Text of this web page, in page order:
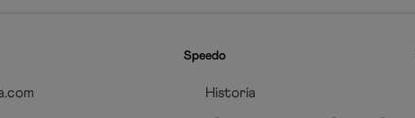
Speedo
Historia